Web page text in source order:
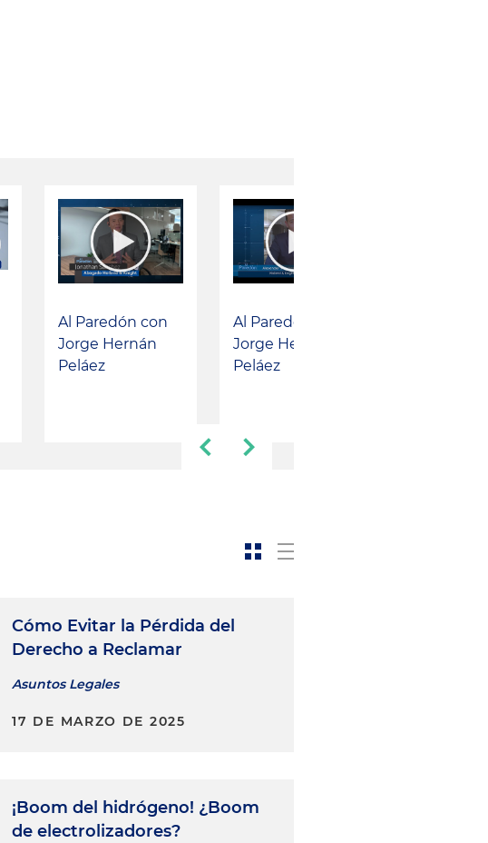
Al Paredón con
Jorge Hernán
Peláez
Al Paredón con
Jorge Hernán
Peláez
Cómo Evitar la Pérdida del
Derecho a Reclamar
Asuntos Legales
17 DE MARZO DE 2025
¡Boom del hidrógeno! ¿Boom
de electrolizadores?